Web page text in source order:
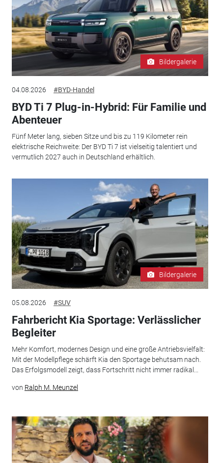
Bildergalerie
04.08.2026 #BYD-Handel
BYD Ti 7 Plug-in-Hybrid: Für Familie und
Abenteuer
Fünf Meter lang, sieben Sitze und bis zu 119 Kilometer rein
elektrische Reichweite: Der BYD Ti 7 ist vielseitig talentiert und
vermutlich 2027 auch in Deutschland erhältlich.
Bildergalerie
05.08.2026 #SUV
Fahrbericht Kia Sportage: Verlässlicher
Begleiter
Mehr Komfort, modernes Design und eine große Antriebsvielfalt:
Mit der Modellpflege schärft Kia den Sportage behutsam nach.
Das Erfolgsmodell zeigt, dass Fortschritt nicht immer radikal...
von Ralph M. Meunzel